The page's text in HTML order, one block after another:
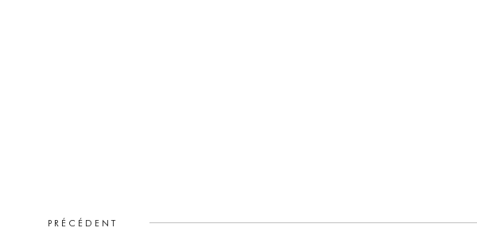
PRÉCÉDENT